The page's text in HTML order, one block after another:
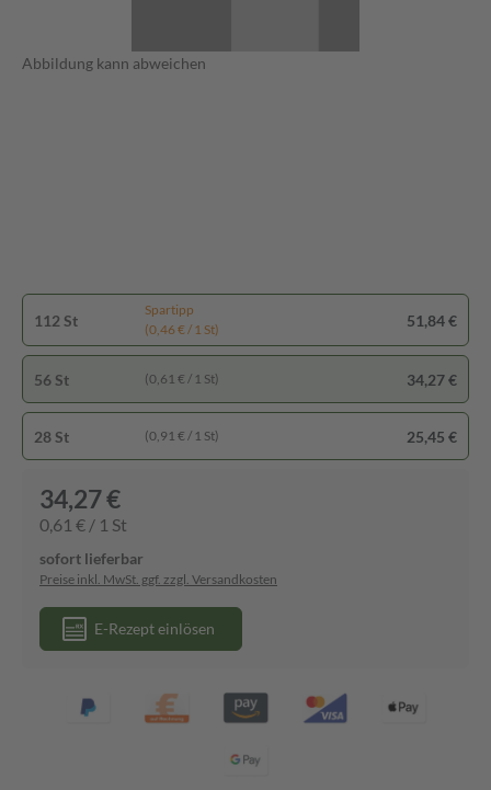
Abbildung kann abweichen
112 St
Spartipp
(0,46 € / 1 St)
51,84 €
56 St (0,61 € / 1 St) 34,27 €
28 St (0,91 € / 1 St) 25,45 €
34,27 €
0,61 € / 1 St
sofort lieferbar
Preise inkl. MwSt. ggf. zzgl. Versandkosten
E-Rezept einlösen